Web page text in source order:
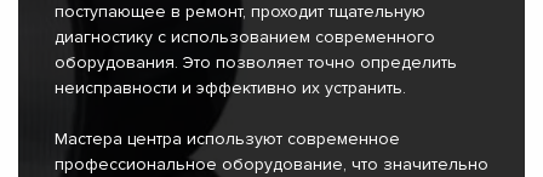
поступающее в ремонт, проходит тщательную
диагностику с использованием современного
оборудования. Это позволяет точно определить
неисправности и эффективно их устранить.
Мастера центра используют современное
профессиональное оборудование, что значительно